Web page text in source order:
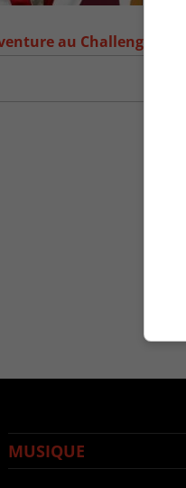
au Challenge CCM
MUSIQUE